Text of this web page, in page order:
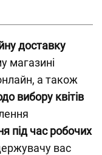
доставку
магазині
а також
вибору квітів
під час робочих
вас